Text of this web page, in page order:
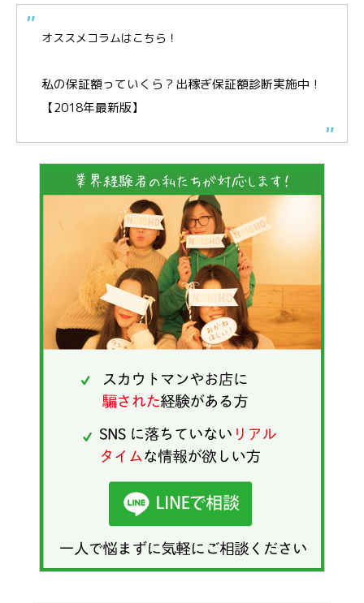
オススメコラムはこちら！
私の保証額っていくら？出稼ぎ保証額診断実施中！
【2018年最新版】